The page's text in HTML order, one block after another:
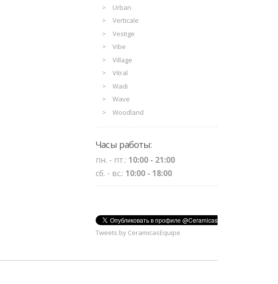
Urban
Verticale
Vestige
Vibe
Village
Vitral
Wadi
Wave
Woodland
Часы работы:
пн. - пт.: 10:00 - 21:00
сб. - вс.: 10:00 - 18:00
Tweets by CeramicasEquipe